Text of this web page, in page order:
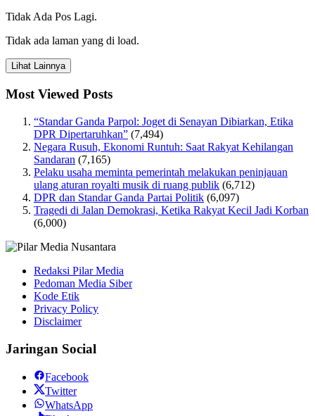
Tidak Ada Pos Lagi.
Tidak ada laman yang di load.
Lihat Lainnya
Most Viewed Posts
“Standar Ganda Parpol: Joget di Senayan Dibiarkan, Etika
DPR Dipertaruhkan” (7,494)
Negara Rusuh, Ekonomi Runtuh: Saat Rakyat Kehilangan
Sandaran (7,165)
Pelaku usaha meminta pemerintah melakukan peninjauan
ulang aturan royalti musik di ruang publik (6,712)
DPR dan Standar Ganda Partai Politik (6,097)
Tragedi di Jalan Demokrasi, Ketika Rakyat Kecil Jadi Korban
(6,000)
Redaksi Pilar Media
Pedoman Media Siber
Kode Etik
Privacy Policy
Disclaimer
Jaringan Social
Facebook
Twitter
WhatsApp